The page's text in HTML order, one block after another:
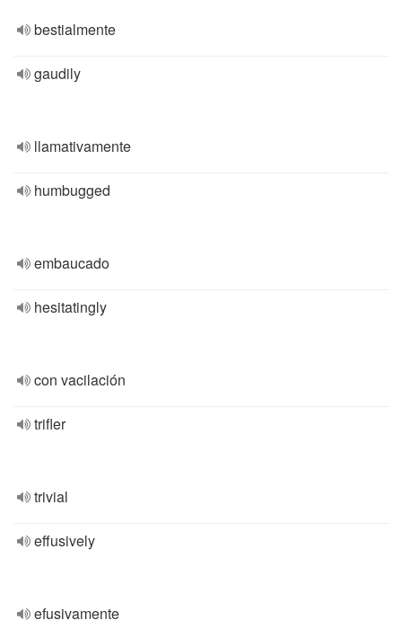
bestialmente
gaudily
llamativamente
humbugged
embaucado
hesitatingly
con vacilación
trifler
trivial
effusively
efusivamente